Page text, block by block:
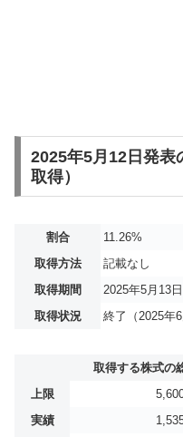
2025年5月12日発表
取得）
割合
11.26%
取得方法
記載なし
取得期間
2025年5月13
取得状況
終了（2025年6
取得する株式の
上限
実績